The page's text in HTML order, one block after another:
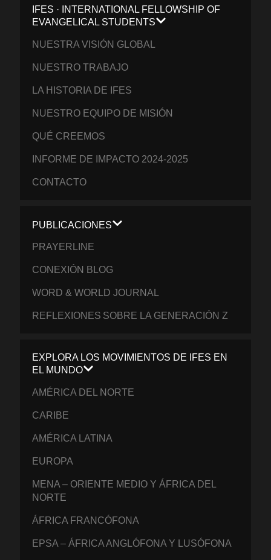
IFES · INTERNATIONAL FELLOWSHIP OF
EVANGELICAL STUDENTS
NUESTRA VISIÓN GLOBAL
NUESTRO TRABAJO
LA HISTORIA DE IFES
NUESTRO EQUIPO DE MISIÓN
QUÉ CREEMOS
INFORME DE IMPACTO 2024-2025
CONTACTO
PUBLICACIONES
PRAYERLINE
CONEXIÓN BLOG
WORD & WORLD JOURNAL
REFLEXIONES SOBRE LA GENERACIÓN Z
EXPLORA LOS MOVIMIENTOS DE IFES EN
EL MUNDO
AMÉRICA DEL NORTE
CARIBE
AMÉRICA LATINA
EUROPA
MENA – ORIENTE MEDIO Y ÁFRICA DEL
NORTE
ÁFRICA FRANCÓFONA
EPSA – ÁFRICA ANGLÓFONA Y LUSÓFONA